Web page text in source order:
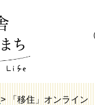
> 「移住」オンライン